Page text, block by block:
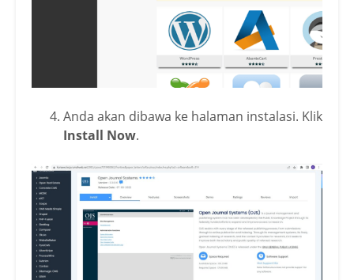
Anda akan dibawa ke halaman instalasi. Klik
Install Now.